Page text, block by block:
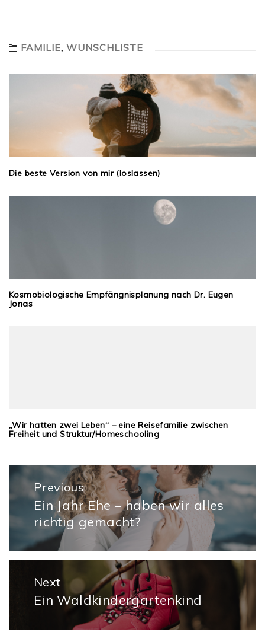
FAMILIE, WUNSCHLISTE
Die beste Version von mir (loslassen)
Kosmobiologische Empfängnisplanung nach Dr. Eugen
Jonas
„Wir hatten zwei Leben“ – eine Reisefamilie zwischen
Freiheit und Struktur/Homeschooling
Beitragsnavigation
Previous
Previous
post:
Ein Jahr Ehe – haben wir alles
richtig gemacht?
Next
Next
Ein Waldkindergartenkind